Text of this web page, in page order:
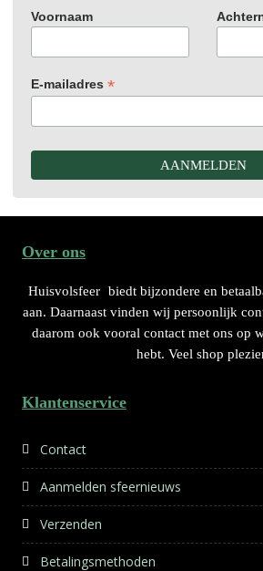
Voornaam
E-mailadres *
Over ons
Huisvolsfeer biedt bijzondere en
aan. Daarnaast vinden wij persoonlijk
daarom ook vooral contact met ons op
hebt. Veel shop
Klantenservice
Contact
Aanmelden sfeernieuws
Verzenden
Betalingsmethoden